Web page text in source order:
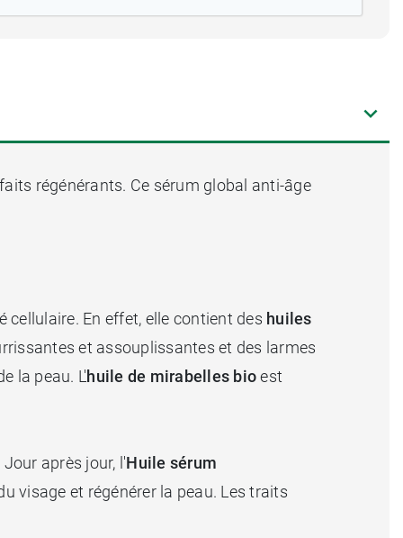
régénérants. Ce sérum global anti-âge
En effet, elle contient des huiles
et assouplissantes et des larmes
la peau. L'huile de mirabelles bioest
après jour, l'Huile sérum
visage et régénérer la peau. Les traits